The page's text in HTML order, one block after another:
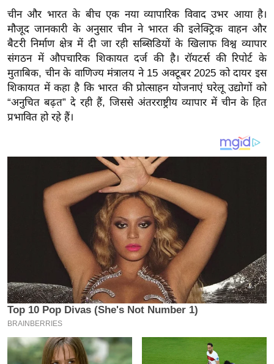
वि
शे
ष
ज्ञ
रा
य
ब
ज
खे
2
0
2
6
क्रा
चीन और भारत के बीच एक नया व्यापारिक विवाद उभर आया है।
मौजूद जानकारी के अनुसार चीन ने भारत की इलेक्ट्रिक वाहन और
बैटरी निर्माण क्षेत्र में दी जा रही सब्सिडियों के खिलाफ विश्व व्यापार
संगठन में औपचारिक शिकायत दर्ज की है। रॉयटर्स की रिपोर्ट के
मुताबिक, चीन के वाणिज्य मंत्रालय ने 15 अक्टूबर 2025 को दायर इस
शिकायत में कहा है कि भारत की प्रोत्साहन योजनाएं घरेलू उद्योगों को
“अनुचित बढ़त” दे रही हैं, जिससे अंतरराष्ट्रीय व्यापार में चीन के हित
प्रभावित हो रहे हैं।